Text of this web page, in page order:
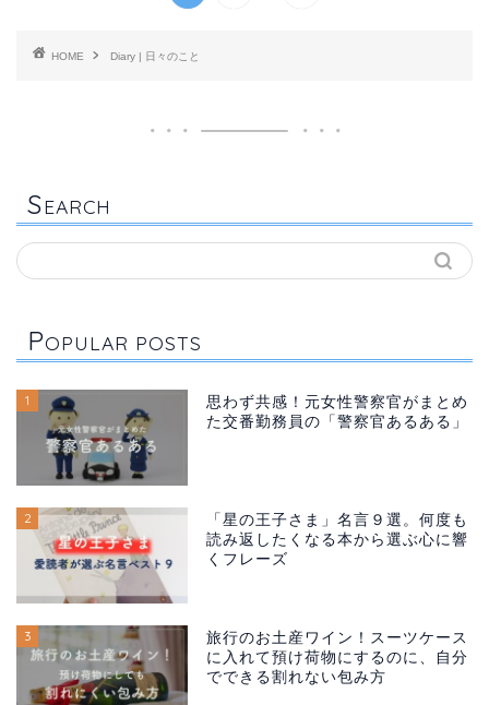
HOME Diary | 日々のこと
SEARCH
POPULAR POSTS
1
思わず共感！元女性警察官がまとめ
た交番勤務員の「警察官あるある」
2
「星の王子さま」名言９選。何度も
読み返したくなる本から選ぶ心に響
くフレーズ
3
旅行のお土産ワイン！スーツケース
に入れて預け荷物にするのに、自分
でできる割れない包み方